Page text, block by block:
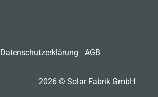
Datenschutzerklärung AGB
2026 © Solar Fabrik GmbH